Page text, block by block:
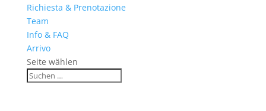
Richiesta & Prenotazione
Team
Info & FAQ
Arrivo
Seite wählen